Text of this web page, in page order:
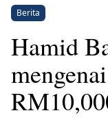
Berita
Hamid